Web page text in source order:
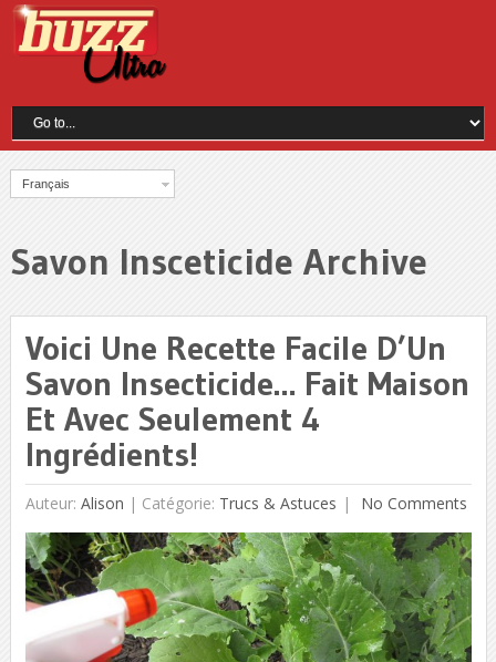
Français
Savon Insceticide Archive
Voici Une Recette Facile D’Un
Savon Insecticide… Fait Maison
Et Avec Seulement 4
Ingrédients!
Auteur: Alison | Catégorie: Trucs & Astuces No Comments